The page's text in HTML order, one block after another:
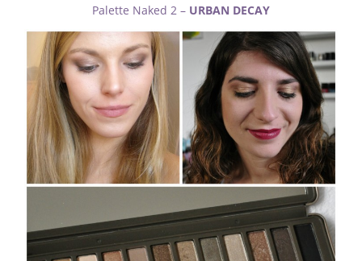
Palette Naked 2 – URBAN DECAY